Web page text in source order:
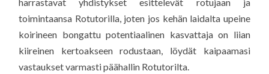
toimintaansa Rotutorilla, joten jos kehän laidalta upeine
koirineen bongattu potentiaalinen kasvattaja on liian
kiireinen kertoakseen rodustaan, löydät kaipaamasi
vastaukset varmasti päähallin Rotutorilta.